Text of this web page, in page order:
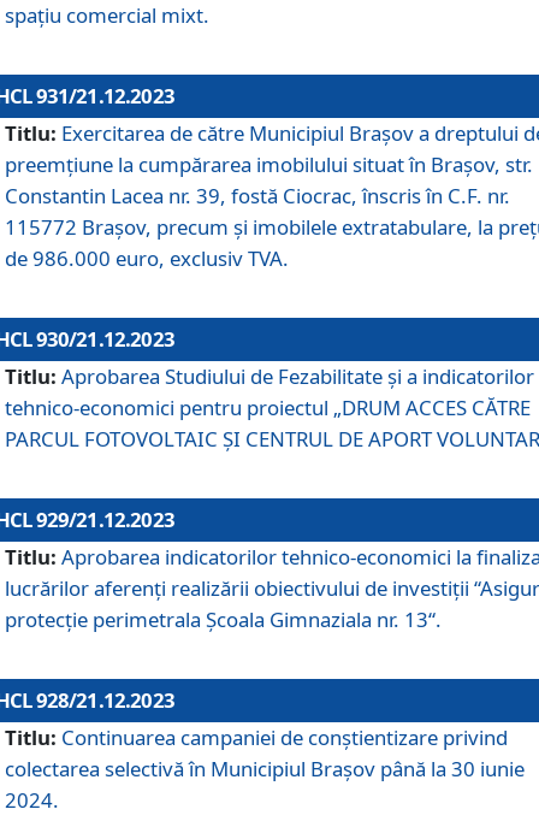
spațiu comercial mixt.
931/21.12.2023
Titlu: Exercitarea de către Municipiul Brașov a dreptului
preemțiune la cumpărarea imobilului situat în Brașov, str.
Constantin Lacea nr. 39, fostă Ciocrac, înscris în C.F. nr.
115772 Brașov, precum și imobilele extratabulare, la
de 986.000 euro, exclusiv TVA.
930/21.12.2023
Titlu: Aprobarea Studiului de Fezabilitate și a indicatorilor
tehnico-economici pentru proiectul „DRUM ACCES CĂTRE
PARCUL FOTOVOLTAIC ȘI CENTRUL DE APORT
929/21.12.2023
Titlu: Aprobarea indicatorilor tehnico-economici la
lucrărilor aferenți realizării obiectivului de investiții
protecție perimetrala Școala Gimnaziala nr. 13“.
928/21.12.2023
Titlu: Continuarea campaniei de conștientizare privind
colectarea selectivă în Municipiul Braşov până la 30 iunie
2024.